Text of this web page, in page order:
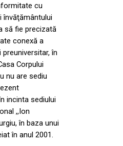
cu
învăţământului
să fie precizată
conexă a
în
Corpului
nu are sediu
incinta sediului
,,Ion
în baza unui
în anul 2001.